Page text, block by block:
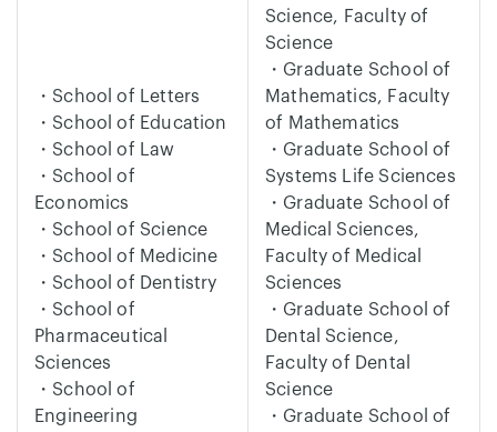
・School of Letters
・School of Education
・School of Law
・School of
Economics
・School of Science
・School of Medicine
・School of Dentistry
・School of
Pharmaceutical
Sciences
・School of
Engineering
Science, Faculty of
Science
・Graduate School of
Mathematics, Faculty
of Mathematics
・Graduate School of
Systems Life Sciences
・Graduate School of
Medical Sciences,
Faculty of Medical
Sciences
・Graduate School of
Dental Science,
Faculty of Dental
Science
・Graduate School of